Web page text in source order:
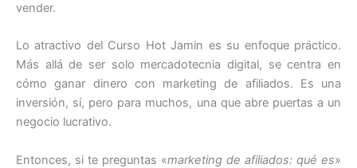
vender.
Lo atractivo del Curso Hot Jamin es su enfoque práctico.
Más allá de ser solo mercadotecnia digital, se centra en
cómo ganar dinero con marketing de afiliados. Es una
inversión, sí, pero para muchos, una que abre puertas a un
negocio lucrativo.
Entonces, si te preguntas «marketing de afiliados: qué es»